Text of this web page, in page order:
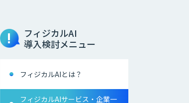
フィジカルAI
導入検討メニュー
フィジカルAIとは？
フィジカルAIサービス・企業一